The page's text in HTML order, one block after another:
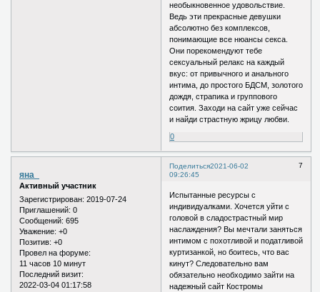
необыкновенное удовольствие.
Ведь эти прекрасные девушки
абсолютно без комплексов,
понимающие все нюансы секса.
Они порекомендуют тебе
сексуальный релакс на каждый
вкус: от привычного и анального
интима, до простого БДСМ, золотого
дождя, страпика и группового
соития. Заходи на сайт уже сейчас
и найди страстную жрицу любви.
0
Поделиться 7
2021-06-02
09:26:45
яна_
Активный участник
Зарегистрирован: 2019-07-24
Приглашений: 0
Сообщений: 695
Уважение: +0
Позитив: +0
Провел на форуме:
11 часов 10 минут
Последний визит:
2022-03-04 01:17:58
Испытанные ресурсы с
индивидуалками. Хочется уйти с
головой в сладострастный мир
наслаждения? Вы мечтали заняться
интимом с похотливой и податливой
куртизанкой, но боитесь, что вас
кинут? Следовательно вам
обязательно необходимо зайти на
надежный сайт Костромы